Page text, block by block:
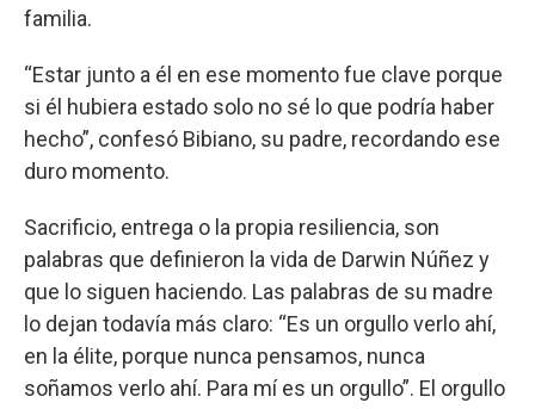
familia.
“Estar junto a él en ese momento fue clave porque
si él hubiera estado solo no sé lo que podría haber
hecho”, confesó Bibiano, su padre, recordando ese
duro momento.
Sacrificio, entrega o la propia resiliencia, son
palabras que definieron la vida de Darwin Núñez y
que lo siguen haciendo. Las palabras de su madre
lo dejan todavía más claro: “Es un orgullo verlo ahí,
en la élite, porque nunca pensamos, nunca
soñamos verlo ahí. Para mí es un orgullo”. El orgullo